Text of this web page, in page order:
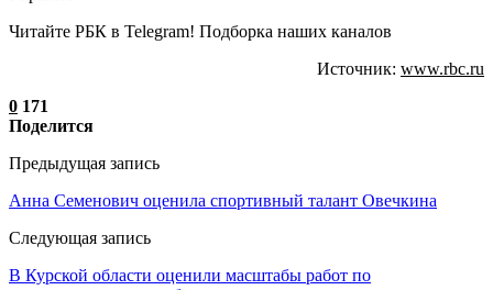
Читайте РБК в Telegram! Подборка наших каналов
Источник: www.rbc.ru
0 171
Поделится
Предыдущая запись
Анна Семенович оценила спортивный талант Овечкина
Следующая запись
В Курской области оценили масштабы работ по